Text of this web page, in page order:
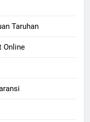
Taruhan
Online